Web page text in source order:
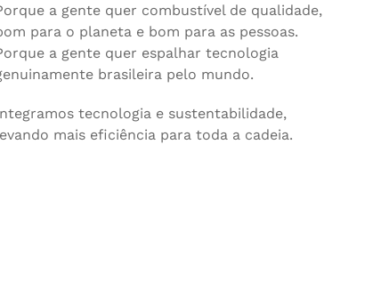
a gente quer combustível de qualidade,
para o planeta e bom para as pessoas.
a gente quer espalhar tecnologia
brasileira pelo mundo.
tecnologia e sustentabilidade,
mais eficiência para toda a cadeia.